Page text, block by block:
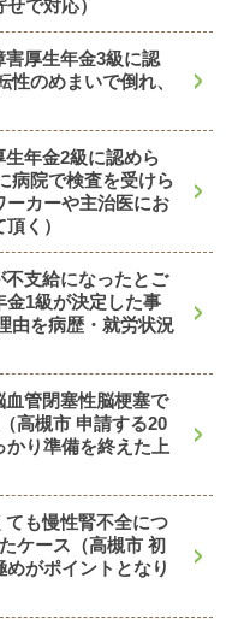
で対応）
害厚生年金3級に認
のめまいで倒れ、
生年金2級に認めら
病院で検査を受けら
ーカーや主治医にお
く）
不支給になったとご
金1級が決定した事
由を病歴・就労状況
血管閉塞性脳梗塞で
高槻市 申請する20
かり準備を終えた上
ても慢性腎不全につ
ケース（高槻市 初
がポイントとなり